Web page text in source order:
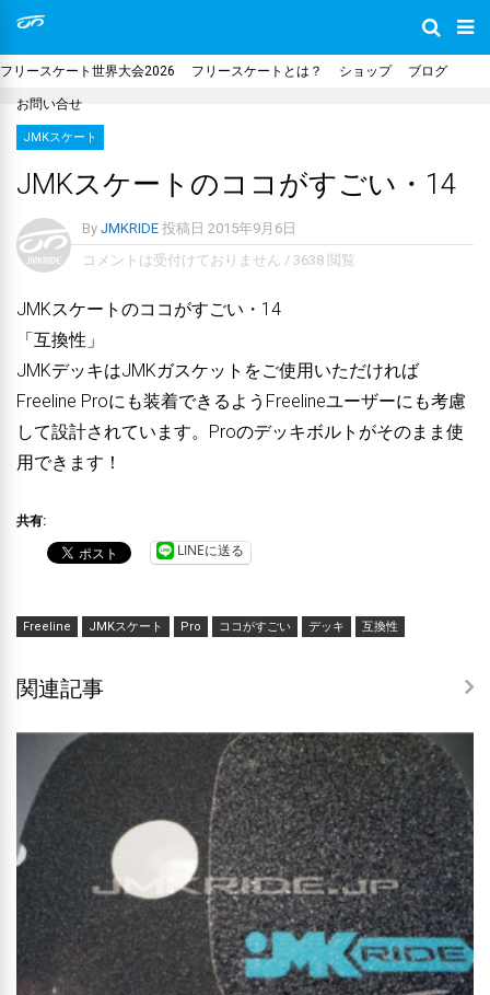
フリースケート世界大会2026 フリースケートとは？ ショップ ブログ
お問い合せ
JMKスケート
JMKスケートのココがすごい・14
By JMKRIDE 投稿日 2015年9月6日
コメントは受付けておりません / 3638 閲覧
JMKスケートのココがすごい・14
「互換性」
JMKデッキはJMKガスケットをご使用いただければ
Freeline Proにも装着できるようFreelineユーザーにも考慮
して設計されています。Proのデッキボルトがそのまま使
用できます！
共有:
LINEに送る
Freeline JMKスケート Pro ココがすごい デッキ 互換性
関連記事